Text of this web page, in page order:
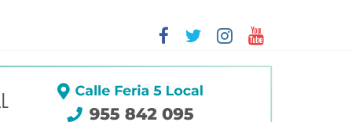
biogás en término de Arahal